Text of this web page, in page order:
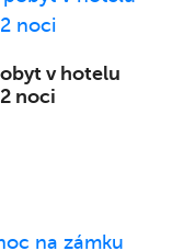
v hotelu
noci